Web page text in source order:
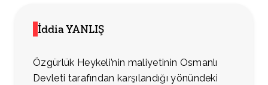
İddia YANLIŞ
Özgürlük Heykeli’nin maliyetinin Osmanlı
Devleti tarafından karşılandığı yönündeki